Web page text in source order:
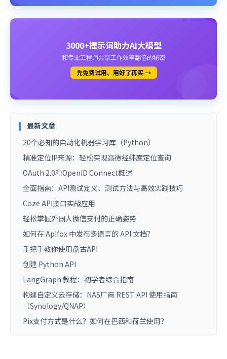
3000+提示词助力AI大模型
和专业工程师共享工作效率翻倍的秘密
先免费试用、用好了再买 →
最新文章
20个必知的自动化机器学习库（Python）
精准定位IP来源：轻松实现高德经纬度定位查询
OAuth 2.0和OpenID Connect概述
全面指南：API测试定义、测试方法与高效实践技巧
Coze API接口实战应用
轻松掌握外国人微信支付的正确姿势
如何在 Apifox 中发布多语言的 API 文档？
手把手教你使用盘古API
创建 Python API
LangGraph 教程：初学者综合指南
构建自定义云存储：NAS厂商 REST API 使用指南
（Synology/QNAP）
Pix支付方式是什么？如何在巴西和荷兰使用？